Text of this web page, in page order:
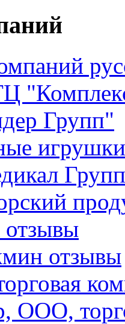
Групп"
игрушки
Групп
отзывы
отзывы
ООО,